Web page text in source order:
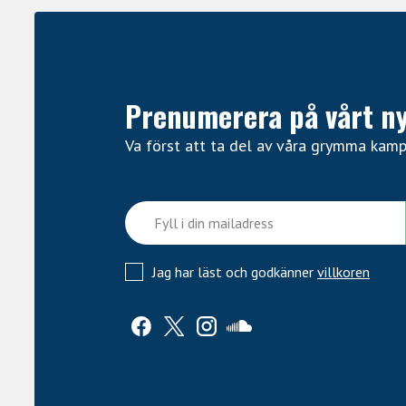
Stall: Hipshot hardtail, string-thru-body
Stämskruvar: Låsbar mekanik
Användningsområde: Studio och live
Prenumerera på vårt
Va först att ta del av våra grymma
Jag har läst och godkänner villkoren